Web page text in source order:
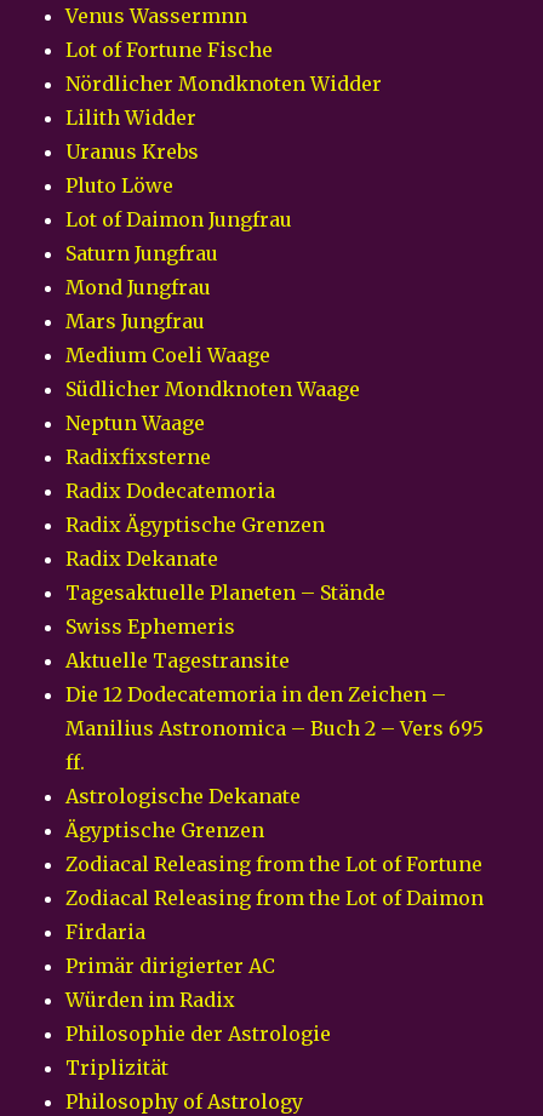
Venus Wassermnn
Lot of Fortune Fische
Nördlicher Mondknoten Widder
Lilith Widder
Uranus Krebs
Pluto Löwe
Lot of Daimon Jungfrau
Saturn Jungfrau
Mond Jungfrau
Mars Jungfrau
Medium Coeli Waage
Südlicher Mondknoten Waage
Neptun Waage
Radixfixsterne
Radix Dodecatemoria
Radix Ägyptische Grenzen
Radix Dekanate
Tagesaktuelle Planeten – Stände
Swiss Ephemeris
Aktuelle Tagestransite
Die 12 Dodecatemoria in den Zeichen –
Manilius Astronomica – Buch 2 – Vers 695
ff.
Astrologische Dekanate
Ägyptische Grenzen
Zodiacal Releasing from the Lot of Fortune
Zodiacal Releasing from the Lot of Daimon
Firdaria
Primär dirigierter AC
Würden im Radix
Philosophie der Astrologie
Triplizität
Philosophy of Astrology